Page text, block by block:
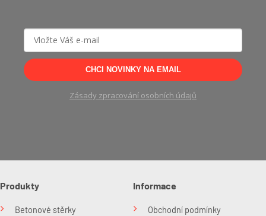
CHCI NOVINKY NA EMAIL
Zásady zpracování osobních údajů
Produkty
Betonové stěrky
Informace
Obchodní podmínky